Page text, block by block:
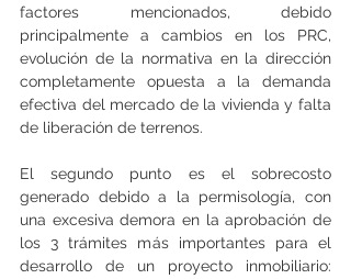
factores mencionados, debido
principalmente a cambios en los PRC,
evolución de la normativa en la dirección
completamente opuesta a la demanda
efectiva del mercado de la vivienda y falta
de liberación de terrenos.
El segundo punto es el sobrecosto
generado debido a la permisología, con
una excesiva demora en la aprobación de
los 3 trámites más importantes para el
desarrollo de un proyecto inmobiliario: